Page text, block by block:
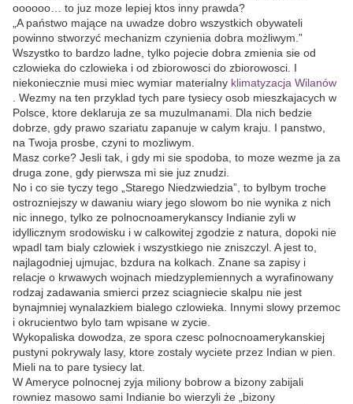
oooooo… to juz moze lepiej ktos inny prawda?
„A państwo mające na uwadze dobro wszystkich obywateli
powinno stworzyć mechanizm czynienia dobra możliwym.”
Wszystko to bardzo ladne, tylko pojecie dobra zmienia sie od
czlowieka do czlowieka i od zbiorowosci do zbiorowosci. I
niekoniecznie musi miec wymiar materialny klimatyzacja Wilanów
. Wezmy na ten przyklad tych pare tysiecy osob mieszkajacych w
Polsce, ktore deklaruja ze sa muzulmanami. Dla nich bedzie
dobrze, gdy prawo szariatu zapanuje w calym kraju. I panstwo,
na Twoja prosbe, czyni to mozliwym.
Masz corke? Jesli tak, i gdy mi sie spodoba, to moze wezme ja za
druga zone, gdy pierwsza mi sie juz znudzi.
No i co sie tyczy tego „Starego Niedzwiedzia”, to bylbym troche
ostrozniejszy w dawaniu wiary jego slowom bo nie wynika z nich
nic innego, tylko ze polnocnoamerykanscy Indianie zyli w
idyllicznym srodowisku i w calkowitej zgodzie z natura, dopoki nie
wpadl tam bialy czlowiek i wszystkiego nie zniszczyl. A jest to,
najlagodniej ujmujac, bzdura na kolkach. Znane sa zapisy i
relacje o krwawych wojnach miedzyplemiennych a wyrafinowany
rodzaj zadawania smierci przez sciagniecie skalpu nie jest
bynajmniej wynalazkiem bialego czlowieka. Innymi slowy przemoc
i okrucientwo bylo tam wpisane w zycie.
Wykopaliska dowodza, ze spora czesc polnocnoamerykanskiej
pustyni pokrywaly lasy, ktore zostaly wyciete przez Indian w pien.
Mieli na to pare tysiecy lat.
W Ameryce polnocnej zyja miliony bobrow a bizony zabijali
rowniez masowo sami Indianie bo wierzyli że „bizony